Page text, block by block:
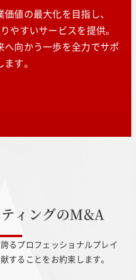
値の最大化を目指し、
やすいサービスを提供。
向かう一歩を全力でサポ
す。
ティ ングのM&A
るプロフェッショナルプレイ
することをお約束します。